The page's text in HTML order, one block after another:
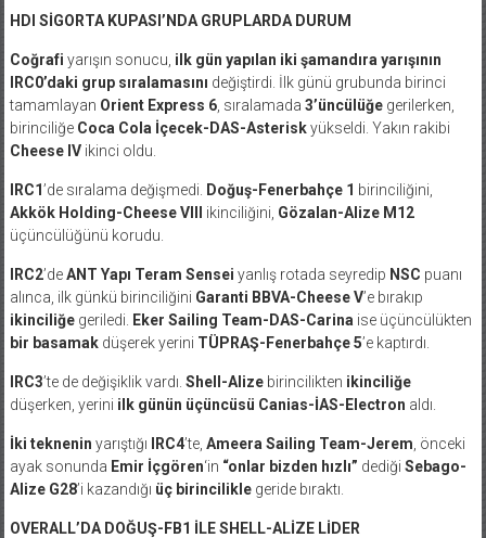
HDI SİGORTA KUPASI’NDA GRUPLARDA DURUM
Coğrafi yarışın sonucu, ilk gün yapılan iki şamandıra yarışının
IRC0’daki grup sıralamasını değiştirdi. İlk günü grubunda birinci
tamamlayan Orient Express 6, sıralamada 3’üncülüğegerilerken,
birinciliğe Coca Cola İçecek-DAS-Asteriskyükseldi. Yakın rakibi
Cheese IVikinci oldu.
IRC1’de sıralama değişmedi. Doğuş-Fenerbahçe 1 birinciliğini,
Akkök Holding-Cheese VIII
ikinciliğini, Gözalan-Alize M12
üçüncülüğünü korudu.
IRC2’deANT Yapı Teram Sensei yanlış rotada seyredip NSC puanı
alınca, ilk günkü birinciliğini Garanti BBVA-Cheese V’e bırakıp
ikinciliğegeriledi. Eker Sailing Team-DAS-Carina ise üçüncülükten
bir basamakdüşerek yerini TÜPRAŞ-Fenerbahçe 5’e kaptırdı.
IRC3’te de değişiklik vardı. Shell-Alizebirincilikten ikinciliğe
düşerken, yerini ilk günün üçüncüsü Canias-İAS-Electron aldı.
İki teknenin yarıştığı IRC4’te, Ameera Sailing Team-Jerem , önceki
ayak sonunda Emir İçgören‘in “onlar bizden hızlı” dediği Sebago-
Alize G28’i kazandığı üç birinciliklegeride bıraktı.
OVERALL’DA DOĞUŞ-FB1 İLE SHELL-ALİZE LİDER